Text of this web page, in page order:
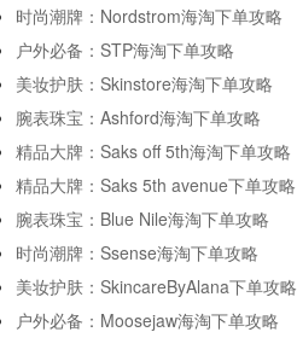
时尚潮牌：Nordstrom海淘下单攻略
户外必备：STP海淘下单攻略
美妆护肤：Skinstore海淘下单攻略
腕表珠宝：Ashford海淘下单攻略
精品大牌：Saks off 5th海淘下单攻略
精品大牌：Saks 5th avenue下单攻略
腕表珠宝：Blue Nile海淘下单攻略
时尚潮牌：Ssense海淘下单攻略
美妆护肤：SkincareByAlana下单攻略
户外必备：Moosejaw海淘下单攻略